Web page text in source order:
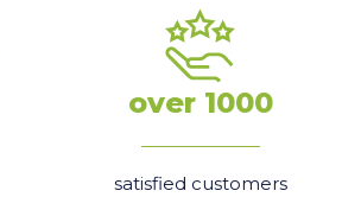
over 1000
satisfied customers